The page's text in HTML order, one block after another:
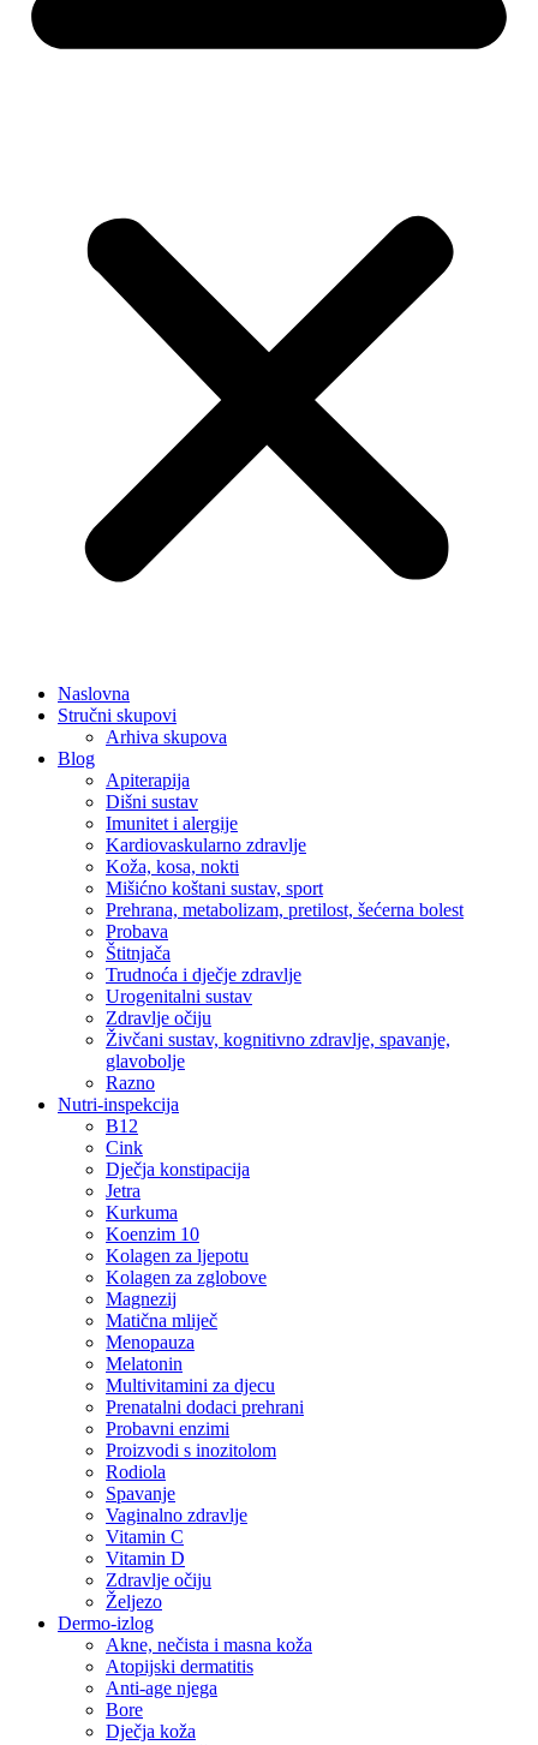
Naslovna
Stručni skupovi
Arhiva skupova
Blog
Apiterapija
Dišni sustav
Imunitet i alergije
Kardiovaskularno zdravlje
Koža, kosa, nokti
Mišićno koštani sustav, sport
Prehrana, metabolizam, pretilost, šećerna bolest
Probava
Štitnjača
Trudnoća i dječje zdravlje
Urogenitalni sustav
Zdravlje očiju
Živčani sustav, kognitivno zdravlje, spavanje,
glavobolje
Razno
Nutri-inspekcija
B12
Cink
Dječja konstipacija
Jetra
Kurkuma
Koenzim 10
Kolagen za ljepotu
Kolagen za zglobove
Magnezij
Matična mliječ
Menopauza
Melatonin
Multivitamini za djecu
Prenatalni dodaci prehrani
Probavni enzimi
Proizvodi s inozitolom
Rodiola
Spavanje
Vaginalno zdravlje
Vitamin C
Vitamin D
Zdravlje očiju
Željezo
Dermo-izlog
Akne, nečista i masna koža
Atopijski dermatitis
Anti-age njega
Bore
Dječja koža